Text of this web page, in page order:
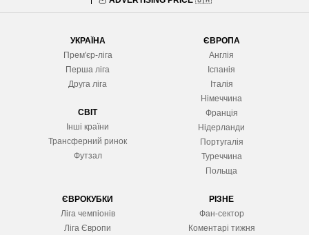
УКРАЇНА
Прем'єр-ліга
Перша ліга
Друга ліга
СВІТ
Інші країни
Трансферний ринок
Футзал
ЄВРОПА
Англія
Іспанія
Італія
Німеччина
Франція
Нідерланди
Португалія
Туреччина
Польща
ЄВРОКУБКИ
Ліга чемпіонів
Ліга Європи
РІЗНЕ
Фан-сектор
Коментарі тижня